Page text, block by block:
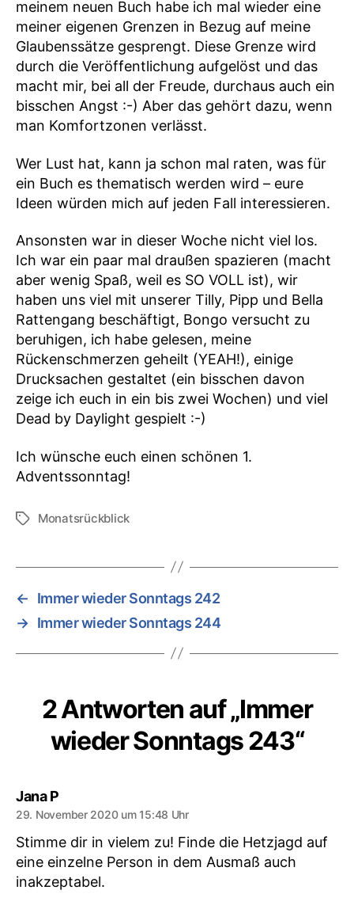
meinem neuen Buch habe ich mal wieder eine
meiner eigenen Grenzen in Bezug auf meine
Glaubenssätze gesprengt. Diese Grenze wird
durch die Veröffentlichung aufgelöst und das
macht mir, bei all der Freude, durchaus auch ein
bisschen Angst :-) Aber das gehört dazu, wenn
man Komfortzonen verlässt.
Wer Lust hat, kann ja schon mal raten, was für
ein Buch es thematisch werden wird – eure
Ideen würden mich auf jeden Fall interessieren.
Ansonsten war in dieser Woche nicht viel los.
Ich war ein paar mal draußen spazieren (macht
aber wenig Spaß, weil es SO VOLL ist), wir
haben uns viel mit unserer Tilly, Pipp und Bella
Rattengang beschäftigt, Bongo versucht zu
beruhigen, ich habe gelesen, meine
Rückenschmerzen geheilt (YEAH!), einige
Drucksachen gestaltet (ein bisschen davon
zeige ich euch in ein bis zwei Wochen) und viel
Dead by Daylight gespielt :-)
Ich wünsche euch einen schönen 1.
Adventssonntag!
Schlagwörter
Monatsrückblick
←
Immer wieder Sonntags 242
→ Immer wieder Sonntags 244
2 Antworten auf „Immer
wieder Sonntags 243“
Jana Psagt:
29. November 2020 um 15:48 Uhr
Stimme dir in vielem zu! Finde die Hetzjagd auf
eine einzelne Person in dem Ausmaß auch
inakzeptabel.